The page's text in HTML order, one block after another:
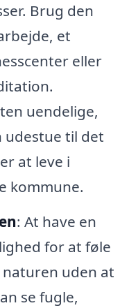
Brug den
et
eller
uendelige,
udestue til det
at leve i
kommune.
: At have en
for at føle
uden at
se fugle,